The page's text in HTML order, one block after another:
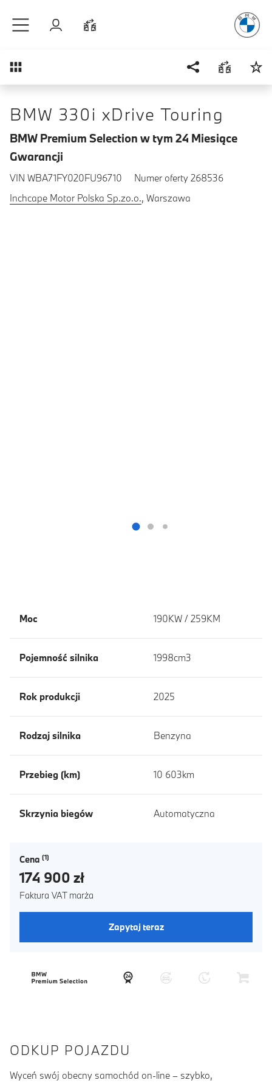
Zaloguj się
Przegląd
BMW 330i xDrive Touring
BMW Premium Selection w tym 24 Miesiące
Gwarancji
VIN WBA71FY020FU96710
Numer oferty 268536
Inchcape Motor Polska Sp.zo.o., Warszawa
Moc 190KW / 259KM
Pojemność silnika 1998cm3
Rok produkcji 2025
Rodzaj silnika Benzyna
Przebieg (km) 10 603km
Skrzynia biegów Automatyczna
Cena
174 900 zł
Faktura VAT marża
Zapytaj teraz
ODKUP POJAZDU
Wyceń swój obecny samochód on-line – szybko,